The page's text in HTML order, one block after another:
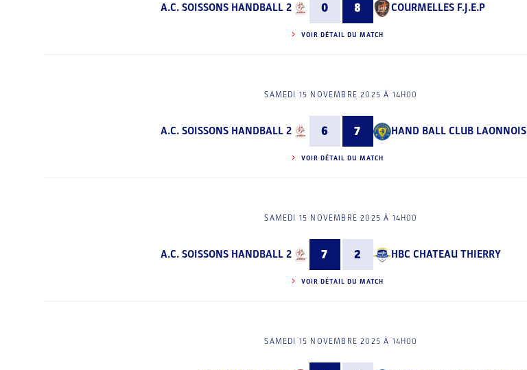
A.C. SOISSONS HANDBALL 2 0 8 COURMELLES F.J.E.P
VOIR DÉTAIL DU MATCH
SAMEDI 15 NOVEMBRE 2025 À 14H00
A.C. SOISSONS HANDBALL 2 6 7 HAND BALL CLUB LAONNOIS
VOIR DÉTAIL DU MATCH
SAMEDI 15 NOVEMBRE 2025 À 14H00
A.C. SOISSONS HANDBALL 2 7 2 HBC CHATEAU THIERRY
VOIR DÉTAIL DU MATCH
SAMEDI 15 NOVEMBRE 2025 À 14H00